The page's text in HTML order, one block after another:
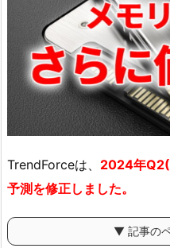
TrendForceは、 2024年
予測を修正しました。
▼ 記事の